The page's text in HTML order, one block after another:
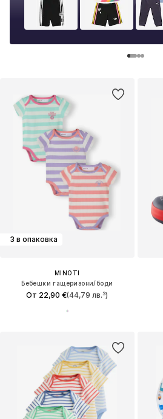
3 в опаковка
MINOTI
Бебешки гащеризони/боди
От 22,90 €(44,79 лв.³)